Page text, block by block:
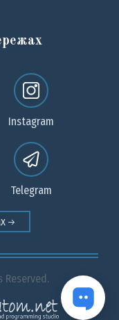
Instagram
Telegram
Reserved.